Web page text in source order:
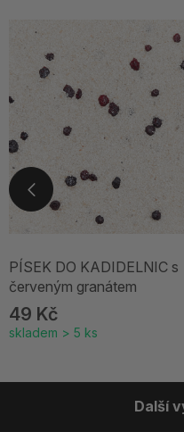
PÍSEK DO KADIDELNIC s
červeným granátem
49 Kč
skladem > 5 ks
Další